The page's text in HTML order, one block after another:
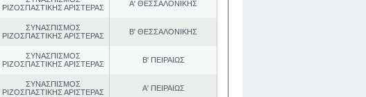
ΡΙΖΟΣΠΑΣΤΙΚΗΣ ΑΡΙΣΤΕΡΑΣ
Α' ΘΕΣΣΑΛΟΝΙΚΗΣ
ΣΥΝΑΣΠΙΣΜΟΣ
ΡΙΖΟΣΠΑΣΤΙΚΗΣ ΑΡΙΣΤΕΡΑΣ
Β' ΘΕΣΣΑΛΟΝΙΚΗΣ
ΣΥΝΑΣΠΙΣΜΟΣ
ΡΙΖΟΣΠΑΣΤΙΚΗΣ ΑΡΙΣΤΕΡΑΣ
Β' ΠΕΙΡΑΙΩΣ
ΣΥΝΑΣΠΙΣΜΟΣ
ΡΙΖΟΣΠΑΣΤΙΚΗΣ ΑΡΙΣΤΕΡΑΣ
Α' ΠΕΙΡΑΙΩΣ